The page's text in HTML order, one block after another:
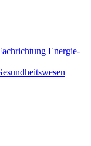
Energie-